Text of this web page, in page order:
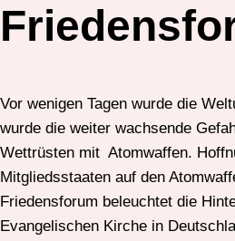
Vor wenigen Tagen wurde die
wurde die weiter wachsende
Wettrüsten mit Atomwaffen.
Mitgliedsstaaten auf den
Friedensforum beleuchtet die
Evangelischen Kirche in